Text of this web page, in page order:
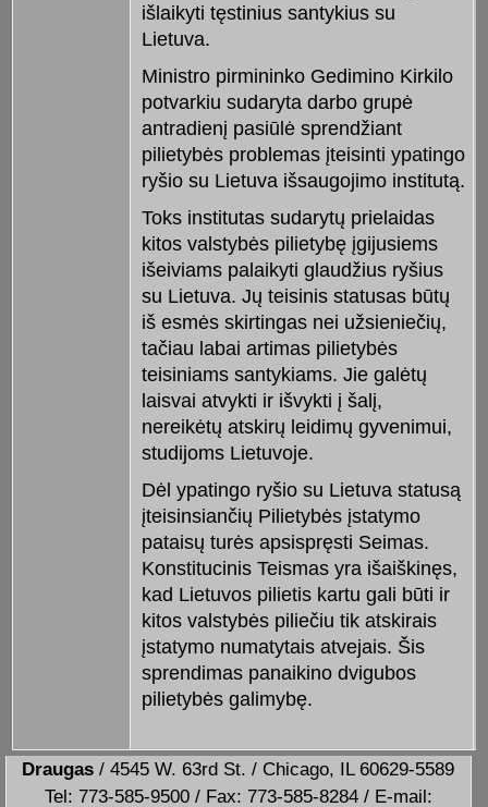
išlaikyti tęstinius santykius su
Lietuva.
Ministro pirmininko Gedimino Kirkilo
potvarkiu sudaryta darbo grupė
antradienį pasiūlė sprendžiant
pilietybės problemas įteisinti ypatingo
ryšio su Lietuva išsaugojimo institutą.
Toks institutas sudarytų prielaidas
kitos valstybės pilietybę įgijusiems
išeiviams palaikyti glaudžius ryšius
su Lietuva. Jų teisinis statusas būtų
iš esmės skirtingas nei užsieniečių,
tačiau labai artimas pilietybės
teisiniams santykiams. Jie galėtų
laisvai atvykti ir išvykti į šalį,
nereikėtų atskirų leidimų gyvenimui,
studijoms Lietuvoje.
Dėl ypatingo ryšio su Lietuva statusą
įteisinsiančių Pilietybės įstatymo
pataisų turės apsispręsti Seimas.
Konstitucinis Teismas yra išaiškinęs,
kad Lietuvos pilietis kartu gali būti ir
kitos valstybės piliečiu tik atskirais
įstatymo numatytais atvejais. Šis
sprendimas panaikino dvigubos
pilietybės galimybę.
Draugas / 4545 W. 63rd St. / Chicago, IL 60629-5589
Tel: 773-585-9500 / Fax: 773-585-8284 / E-mail: